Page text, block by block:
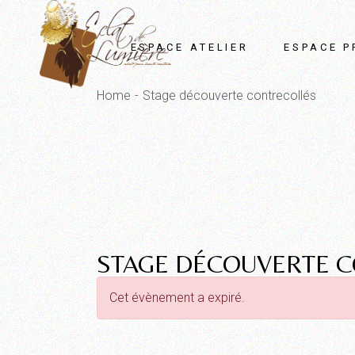
Skip
to
the
content
ESPACE ATELIER ESPACE
Home Stage découverte contrecollés
STAGE DÉCOUVERTE
Cet évènement a expiré.
Panneau de gestion des cookies